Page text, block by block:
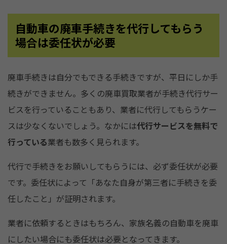
自動車の廃車手続きを代行してもらう
場合は委任状が必要
廃車手続きは自分でもできる手続きですが、平日にしか手
続きができません。多くの廃車買取業者が手続き代行サー
ビスを行っていることもあり、業者に代行してもらうケー
スは少なくないでしょう。なかには代行サービスを無料で
行っている業者も数多く見られます。
代行で手続きをお願いしてもらうには、必ず委任状が必要
です。委任状によって「あなた自身が第三者に手続きを委
任したこと」が証明されます。
業者に依頼するときはもちろん、家族名義の自動車を廃車
にしたい場合にも委任状は必要となってきます。